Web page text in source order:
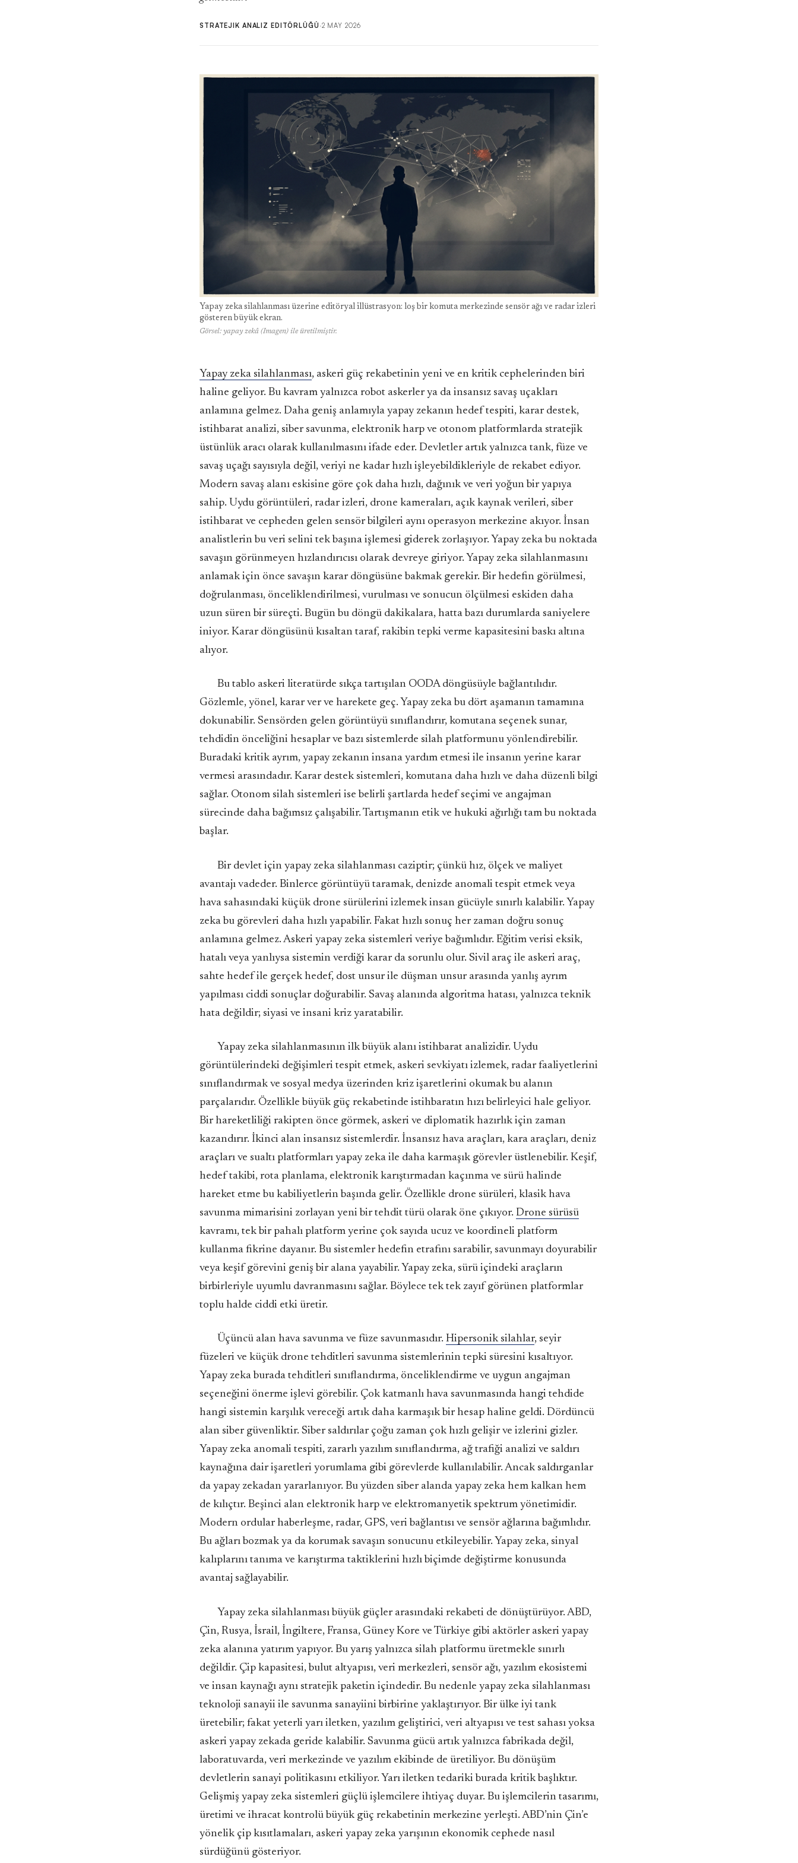
STRATEJIK ANALIZ EDITÖRLÜĞÜ ·2 MAY 2026
Yapay zeka silahlanması üzerine editöryal illüstrasyon: loş bir komuta merkezinde sensör ağı ve radar izleri
gösteren büyük ekran.
Görsel: yapay zekâ (Imagen) ile üretilmiştir.
Yapay zeka silahlanması, askeri güç rekabetinin yeni ve en kritik cephelerinden biri
haline geliyor. Bu kavram yalnızca robot askerler ya da insansız savaş uçakları
anlamına gelmez. Daha geniş anlamıyla yapay zekanın hedef tespiti, karar destek,
istihbarat analizi, siber savunma, elektronik harp ve otonom platformlarda stratejik
üstünlük aracı olarak kullanılmasını ifade eder. Devletler artık yalnızca tank, füze ve
savaş uçağı sayısıyla değil, veriyi ne kadar hızlı işleyebildikleriyle de rekabet ediyor.
Modern savaş alanı eskisine göre çok daha hızlı, dağınık ve veri yoğun bir yapıya
sahip. Uydu görüntüleri, radar izleri, drone kameraları, açık kaynak verileri, siber
istihbarat ve cepheden gelen sensör bilgileri aynı operasyon merkezine akıyor. İnsan
analistlerin bu veri selini tek başına işlemesi giderek zorlaşıyor. Yapay zeka bu noktada
savaşın görünmeyen hızlandırıcısı olarak devreye giriyor. Yapay zeka silahlanmasını
anlamak için önce savaşın karar döngüsüne bakmak gerekir. Bir hedefin görülmesi,
doğrulanması, önceliklendirilmesi, vurulması ve sonucun ölçülmesi eskiden daha
uzun süren bir süreçti. Bugün bu döngü dakikalara, hatta bazı durumlarda saniyelere
iniyor. Karar döngüsünü kısaltan taraf, rakibin tepki verme kapasitesini baskı altına
alıyor.
Bu tablo askeri literatürde sıkça tartışılan OODA döngüsüyle bağlantılıdır.
Gözlemle, yönel, karar ver ve harekete geç. Yapay zeka bu dört aşamanın tamamına
dokunabilir. Sensörden gelen görüntüyü sınıflandırır, komutana seçenek sunar,
tehdidin önceliğini hesaplar ve bazı sistemlerde silah platformunu yönlendirebilir.
Buradaki kritik ayrım, yapay zekanın insana yardım etmesi ile insanın yerine karar
vermesi arasındadır. Karar destek sistemleri, komutana daha hızlı ve daha düzenli bilgi
sağlar. Otonom silah sistemleri ise belirli şartlarda hedef seçimi ve angajman
sürecinde daha bağımsız çalışabilir. Tartışmanın etik ve hukuki ağırlığı tam bu noktada
başlar.
Bir devlet için yapay zeka silahlanması caziptir; çünkü hız, ölçek ve maliyet
avantajı vadeder. Binlerce görüntüyü taramak, denizde anomali tespit etmek veya
hava sahasındaki küçük drone sürülerini izlemek insan gücüyle sınırlı kalabilir. Yapay
zeka bu görevleri daha hızlı yapabilir. Fakat hızlı sonuç her zaman doğru sonuç
anlamına gelmez. Askeri yapay zeka sistemleri veriye bağımlıdır. Eğitim verisi eksik,
hatalı veya yanlıysa sistemin verdiği karar da sorunlu olur. Sivil araç ile askeri araç,
sahte hedef ile gerçek hedef, dost unsur ile düşman unsur arasında yanlış ayrım
yapılması ciddi sonuçlar doğurabilir. Savaş alanında algoritma hatası, yalnızca teknik
hata değildir; siyasi ve insani kriz yaratabilir.
Yapay zeka silahlanmasının ilk büyük alanı istihbarat analizidir. Uydu
görüntülerindeki değişimleri tespit etmek, askeri sevkiyatı izlemek, radar faaliyetlerini
sınıflandırmak ve sosyal medya üzerinden kriz işaretlerini okumak bu alanın
parçalarıdır. Özellikle büyük güç rekabetinde istihbaratın hızı belirleyici hale geliyor.
Bir hareketliliği rakipten önce görmek, askeri ve diplomatik hazırlık için zaman
kazandırır. İkinci alan insansız sistemlerdir. İnsansız hava araçları, kara araçları, deniz
araçları ve sualtı platformları yapay zeka ile daha karmaşık görevler üstlenebilir. Keşif,
hedef takibi, rota planlama, elektronik karıştırmadan kaçınma ve sürü halinde
hareket etme bu kabiliyetlerin başında gelir. Özellikle drone sürüleri, klasik hava
savunma mimarisini zorlayan yeni bir tehdit türü olarak öne çıkıyor. Drone sürüsü
kavramı, tek bir pahalı platform yerine çok sayıda ucuz ve koordineli platform
kullanma fikrine dayanır. Bu sistemler hedefin etrafını sarabilir, savunmayı doyurabilir
veya keşif görevini geniş bir alana yayabilir. Yapay zeka, sürü içindeki araçların
birbirleriyle uyumlu davranmasını sağlar. Böylece tek tek zayıf görünen platformlar
toplu halde ciddi etki üretir.
Üçüncü alan hava savunma ve füze savunmasıdır.Hipersonik silahlar, seyir
füzeleri ve küçük drone tehditleri savunma sistemlerinin tepki süresini kısaltıyor.
Yapay zeka burada tehditleri sınıflandırma, önceliklendirme ve uygun angajman
seçeneğini önerme işlevi görebilir. Çok katmanlı hava savunmasında hangi tehdide
hangi sistemin karşılık vereceği artık daha karmaşık bir hesap haline geldi. Dördüncü
alan siber güvenliktir. Siber saldırılar çoğu zaman çok hızlı gelişir ve izlerini gizler.
Yapay zeka anomali tespiti, zararlı yazılım sınıflandırma, ağ trafiği analizi ve saldırı
kaynağına dair işaretleri yorumlama gibi görevlerde kullanılabilir. Ancak saldırganlar
da yapay zekadan yararlanıyor. Bu yüzden siber alanda yapay zeka hem kalkan hem
de kılıçtır. Beşinci alan elektronik harp ve elektromanyetik spektrum yönetimidir.
Modern ordular haberleşme, radar, GPS, veri bağlantısı ve sensör ağlarına bağımlıdır.
Bu ağları bozmak ya da korumak savaşın sonucunu etkileyebilir. Yapay zeka, sinyal
kalıplarını tanıma ve karıştırma taktiklerini hızlı biçimde değiştirme konusunda
avantaj sağlayabilir.
Yapay zeka silahlanması büyük güçler arasındaki rekabeti de dönüştürüyor. ABD,
Çin, Rusya, İsrail, İngiltere, Fransa, Güney Kore ve Türkiye gibi aktörler askeri yapay
zeka alanına yatırım yapıyor. Bu yarış yalnızca silah platformu üretmekle sınırlı
değildir. Çip kapasitesi, bulut altyapısı, veri merkezleri, sensör ağı, yazılım ekosistemi
ve insan kaynağı aynı stratejik paketin içindedir. Bu nedenle yapay zeka silahlanması
teknoloji sanayii ile savunma sanayiini birbirine yaklaştırıyor. Bir ülke iyi tank
üretebilir; fakat yeterli yarı iletken, yazılım geliştirici, veri altyapısı ve test sahası yoksa
askeri yapay zekada geride kalabilir. Savunma gücü artık yalnızca fabrikada değil,
laboratuvarda, veri merkezinde ve yazılım ekibinde de üretiliyor. Bu dönüşüm
devletlerin sanayi politikasını etkiliyor. Yarı iletken tedariki burada kritik başlıktır.
Gelişmiş yapay zeka sistemleri güçlü işlemcilere ihtiyaç duyar. Bu işlemcilerin tasarımı,
üretimi ve ihracat kontrolü büyük güç rekabetinin merkezine yerleşti. ABD’nin Çin’e
yönelik çip kısıtlamaları, askeri yapay zeka yarışının ekonomik cephede nasıl
sürdüğünü gösteriyor.